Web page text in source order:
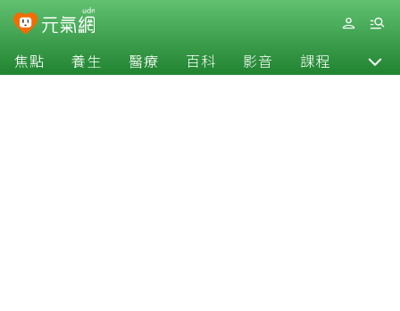
焦點 養生 醫療 百科 影音 課程 退休